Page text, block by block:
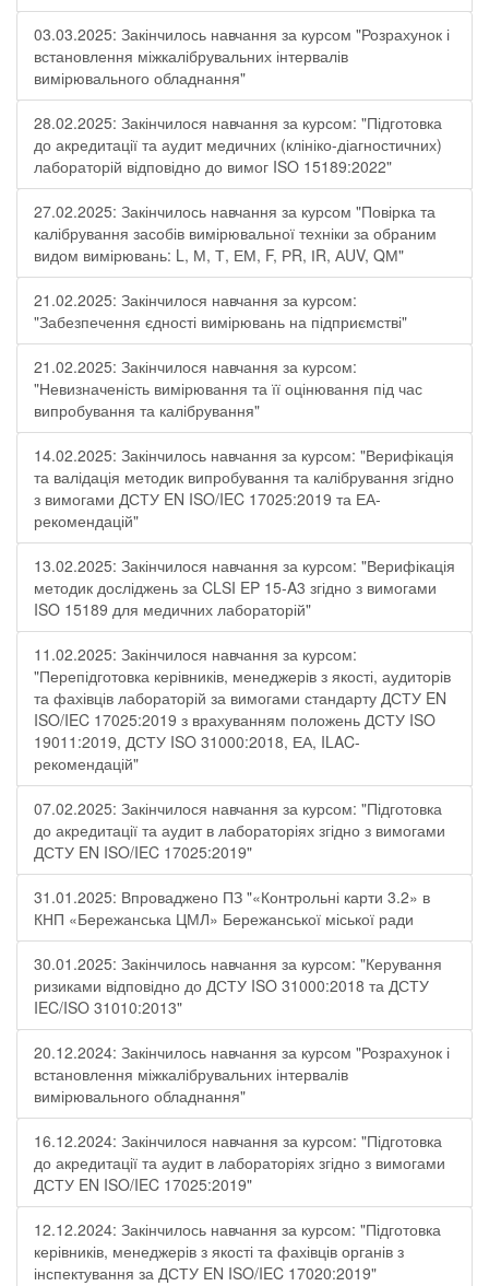
03.03.2025: Закінчилось навчання за курсом "Розрахунок і
встановлення міжкалібрувальних інтервалів
вимірювального обладнання"
28.02.2025: Закінчилося навчання за курсом: "Підготовка
до акредитації та аудит медичних (клініко-діагностичних)
лабораторій відповідно до вимог ISO 15189:2022"
27.02.2025: Закінчилось навчання за курсом "Повірка та
калібрування засобів вимірювальної техніки за обраним
видом вимірювань: L, М, Т, ЕМ, F, РR, ІR, АUV, QМ"
21.02.2025: Закінчилося навчання за курсом:
"Забезпечення єдності вимірювань на підприємстві"
21.02.2025: Закінчилося навчання за курсом:
"Невизначеність вимірювання та її оцінювання під час
випробування та калібрування"
14.02.2025: Закінчилось навчання за курсом: "Верифікація
та валідація методик випробування та калібрування згідно
з вимогами ДСТУ EN ISO/IEC 17025:2019 та ЕА-
рекомендацій"
13.02.2025: Закінчилося навчання за курсом: "Верифікація
методик досліджень за CLSI EP 15-A3 згідно з вимогами
ISO 15189 для медичних лабораторій"
11.02.2025: Закінчилося навчання за курсом:
"Перепідготовка керівників, менеджерів з якості, аудиторів
та фахівців лабораторій за вимогами стандарту ДСТУ EN
ISO/IEC 17025:2019 з врахуванням положень ДСТУ ISO
19011:2019, ДСТУ ISO 31000:2018, ЕА, ILAC-
рекомендацій"
07.02.2025: Закінчилося навчання за курсом: "Підготовка
до акредитації та аудит в лабораторіях згідно з вимогами
ДСТУ EN ISO/IEC 17025:2019"
31.01.2025: Впроваджено ПЗ "«Контрольні карти 3.2» в
КНП «Бережанська ЦМЛ» Бережанської міської ради
30.01.2025: Закінчилось навчання за курсом: "Керування
ризиками відповідно до ДСТУ ISO 31000:2018 та ДСТУ
IEC/ISO 31010:2013"
20.12.2024: Закінчилось навчання за курсом "Розрахунок і
встановлення міжкалібрувальних інтервалів
вимірювального обладнання"
16.12.2024: Закінчилося навчання за курсом: "Підготовка
до акредитації та аудит в лабораторіях згідно з вимогами
ДСТУ EN ISO/IEC 17025:2019"
12.12.2024: Закінчилось навчання за курсом: "Підготовка
керівників, менеджерів з якості та фахівців органів з
інспектування за ДСТУ EN ISO/IEC 17020:2019"